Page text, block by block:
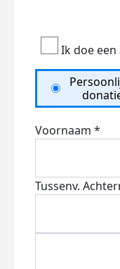
Ik doe
Voornaam *
Tussenv.